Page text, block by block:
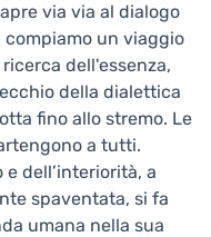
via via al dialogo
un viaggio
dell'essenza,
della dialettica
fino allo stremo. Le
a tutti.
dell’interiorità, a
spaventata, si fa
umana nella sua